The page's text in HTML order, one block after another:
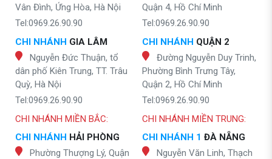
Vân Đình, Ứng Hòa, Hà Nội
Tel:0969.26.90.90
CHI NHÁNH GIA LÂM
Nguyễn Đức Thuận, tổ
dân phố Kiên Trung, TT. Trâu
Quỳ, Hà Nội
Tel:0969.26.90.90
Quận 4, Hồ Chí Minh
Tel:0969.26.90.90
CHI NHÁNH QUẬN 2
Đường Nguyễn Duy Trinh,
Phường Bình Trưng Tây,
Quận 2, Hồ Chí Minh
Tel:0969.26.90.90
CHI NHÁNH MIỀN BẮC:
CHI NHÁNH HẢI PHÒNG
Phường Thượng Lý, Quận
CHI NHÁNH MIỀN TRUNG:
CHI NHÁNH 1 ĐÀ NẴNG
Nguyễn Văn Linh, Thạch